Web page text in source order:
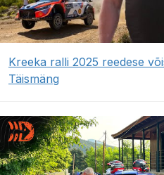
Kreeka ralli 2025 reedese
Täismäng